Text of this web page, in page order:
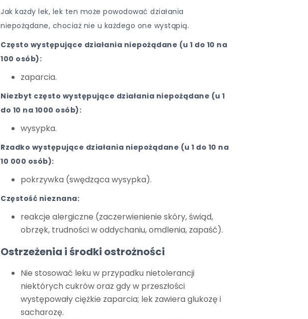
Jak każdy lek, lek ten może powodować działania
niepożądane, chociaż nie u każdego one wystąpią.
Często występujące działania niepożądane (u 1 do 10 na
100 osób):
zaparcia.
Niezbyt często występujące działania niepożądane (u 1
do 10 na 1000 osób):
wysypka.
Rzadko występujące działania niepożądane (u 1 do 10 na
10 000 osób):
pokrzywka (swędząca wysypka).
Częstość nieznana:
reakcje alergiczne (zaczerwienienie skóry, świąd,
obrzęk, trudności w oddychaniu, omdlenia, zapaść).
Ostrzeżenia i środki ostrożności
Nie stosować leku w przypadku nietolerancji
niektórych cukrów oraz gdy w przeszłości
występowały ciężkie zaparcia; lek zawiera glukozę i
sacharozę.